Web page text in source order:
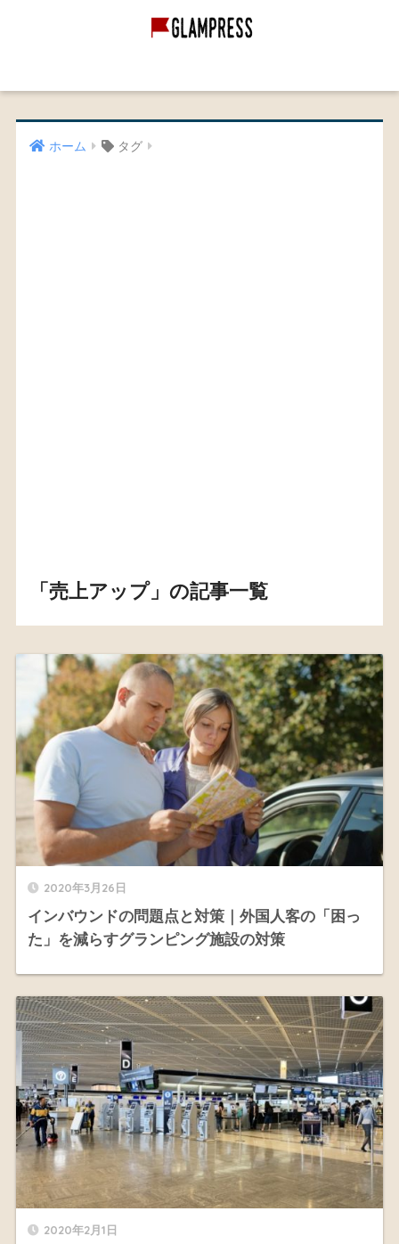
ホーム タグ
「売上アップ」の記事一覧
2020年3月26日
インバウンドの問題点と対策｜外国人客の「困っ
た」を減らすグランピング施設の対策
2020年2月1日